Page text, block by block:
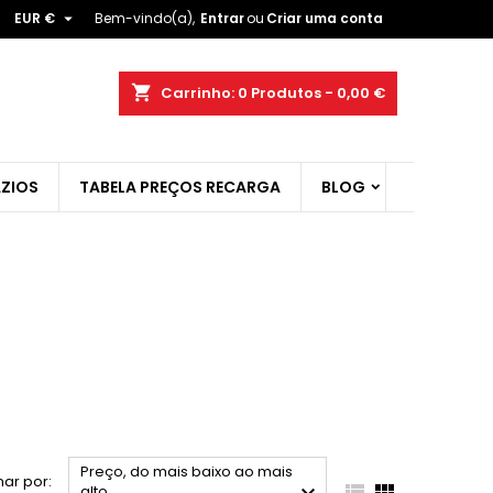
Bem-vindo(a), Entrarou Criar uma conta
EUR € 
shopping_cart Carrinho: 0 Produtos - 0,00 €
TABELA PREÇOS RECARGA BLOG
por:
Preço, do mais baixo ao mais